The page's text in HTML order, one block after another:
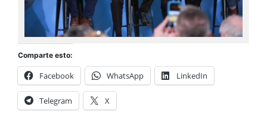
Comparte esto:
Facebook WhatsApp LinkedIn
Telegram X